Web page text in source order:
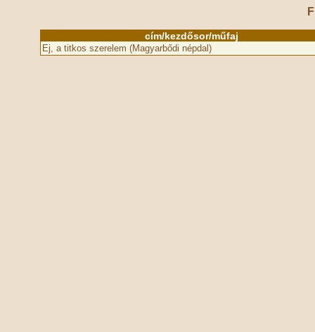
cím/kezdősor/műfaj
Ej, a titkos szerelem (Magyarbődi népdal)